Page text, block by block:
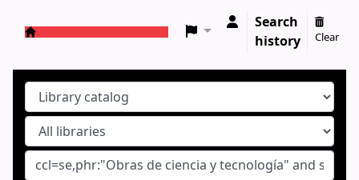
Search
history
Clear